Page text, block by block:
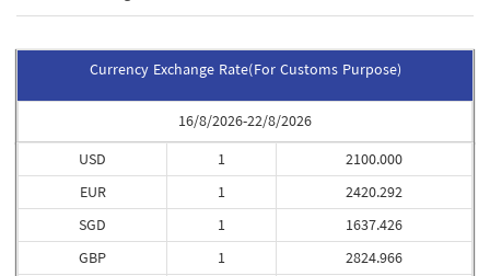
Currency Exchange Rate(For Customs Purpose)
16/8/2026-22/8/2026
USD
EUR
SGD
GBP
1
1
1
1
2100.000
2420.292
1637.426
2824.966